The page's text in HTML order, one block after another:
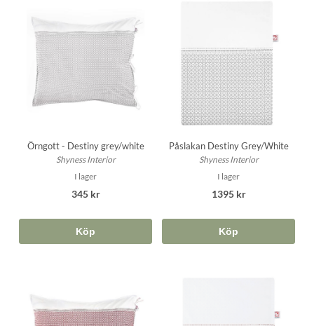
Örngott - Destiny grey/white
Shyness Interior
I lager
345 kr
Köp
Påslakan Destiny Grey/White
Shyness Interior
I lager
1395 kr
Köp